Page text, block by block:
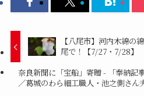
【八尾市】河内木綿の
尾で！【7/27・7/28】
奈良新聞に「宝船」寄贈 - 「奉納記
／葛城のわら細工職人・池之側さん